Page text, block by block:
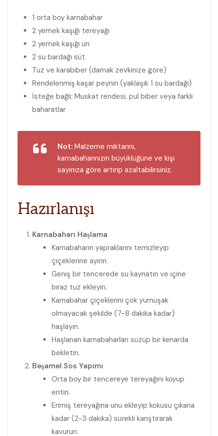
1 orta boy karnabahar
2 yemek kaşığı tereyağı
2 yemek kaşığı un
2 su bardağı süt
Tuz ve karabiber (damak zevkinize göre)
Rendelenmiş kaşar peyniri (yaklaşık 1 su bardağı)
İsteğe bağlı: Muskat rendesi, pul biber veya farklı
baharatlar
Not: Malzeme miktarını,
karnabaharınızın büyüklüğüne ve kişi
sayınıza göre artırıp azaltabilirsiniz.
Hazırlanışı
Karnabaharı Haşlama
Karnabaharın yapraklarını temizleyip
çiçeklerine ayırın.
Geniş bir tencerede su kaynatın ve içine
biraz tuz ekleyin.
Karnabahar çiçeklerini çok yumuşak
olmayacak şekilde (7-8 dakika kadar)
haşlayın.
Haşlanan karnabaharları süzüp bir kenarda
bekletin.
Beşamel Sos Yapımı
Orta boy bir tencereye tereyağını koyup
eritin.
Erimiş tereyağına unu ekleyip kokusu çıkana
kadar (2-3 dakika) sürekli karıştırarak
kavurun.